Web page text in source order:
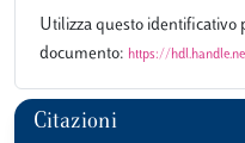
Utilizza questo identificativo
documento: https://
Citazioni